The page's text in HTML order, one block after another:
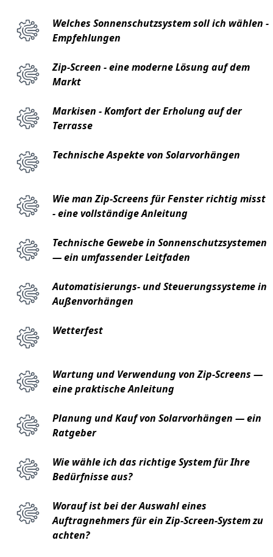
Welches Sonnenschutzsystem soll ich wählen -
Empfehlungen
Zip-Screen - eine moderne Lösung auf dem
Markt
Markisen - Komfort der Erholung auf der
Terrasse
Technische Aspekte von Solarvorhängen
Wie man Zip-Screens für Fenster richtig misst
- eine vollständige Anleitung
Technische Gewebe in Sonnenschutzsystemen
— ein umfassender Leitfaden
Automatisierungs- und Steuerungssysteme in
Außenvorhängen
Wetterfest
Wartung und Verwendung von Zip-Screens —
eine praktische Anleitung
Planung und Kauf von Solarvorhängen — ein
Ratgeber
Wie wähle ich das richtige System für Ihre
Bedürfnisse aus?
Worauf ist bei der Auswahl eines
Auftragnehmers für ein Zip-Screen-System zu
achten?